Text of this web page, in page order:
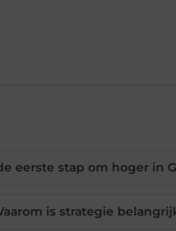
eerste stap om hoger in
is strategie